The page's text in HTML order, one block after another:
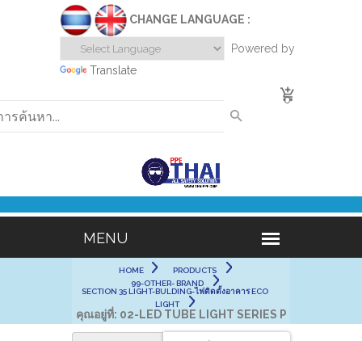
CHANGE LANGUAGE :
Powered by
Translate
0
HOME
PRODUCTS
99-OTHER- BRAND
SECTION 35 LIGHT-BULDING-ไฟติดตั้งอาคาร ECO
LIGHT
คุณอยู่ที่: 02-LED TUBE LIGHT SERIES P